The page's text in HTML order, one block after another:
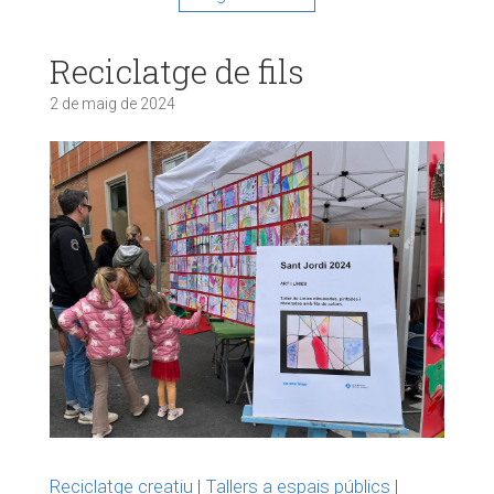
Reciclatge de fils
2 de maig de 2024
Reciclatge creatiu | Tallers a espais públics |